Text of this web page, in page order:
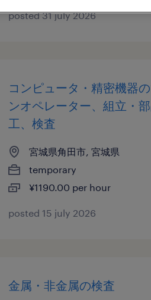
posted 31 july 2026
コンピュータ・精密機器
ンオペレーター、組立・
工、検査
宮城県角田市, 宮城県
temporary
¥1190.00 per hour
posted 15 july 2026
金属・非金属の検査